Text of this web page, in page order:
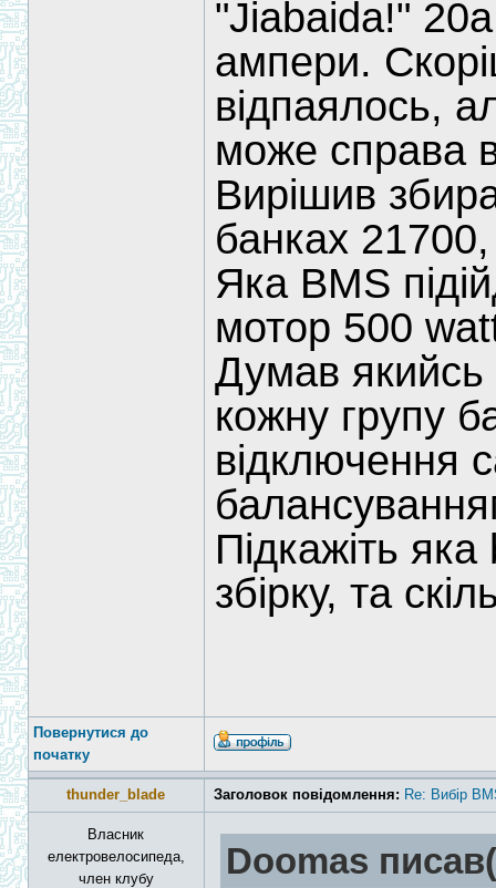
"Jiabaida!"
ампери.
відпаялось,
може справа
Вирішив
банках
Яка BMS
мотор 500
Думав
кожну групу
відключення
Підкажіть
збірку, та
Повернутися до
початку
thunder_blade Заголовок повідомлення: Re: Вибір
Власник
електровелосипеда,
член клубу
Doomas